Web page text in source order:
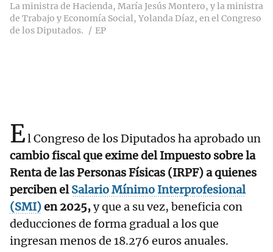
La ministra de Hacienda, María Jesús Montero, y la ministra
de Trabajo y Economía Social, Yolanda Díaz, en el Congreso
de los Diputados.
EP
El Congreso de los Diputados ha aprobado un
cambio fiscal que exime del Impuesto sobre la
Renta de las Personas Físicas (IRPF) a quienes
perciben elSalario Mínimo Interprofesional
(SMI)en 2025,y que a su vez, beneficia con
deducciones de forma gradual a los que
ingresan menos de 18.276 euros anuales.